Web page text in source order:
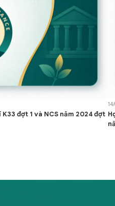
đợt 1 và NCS năm 2024 đợt